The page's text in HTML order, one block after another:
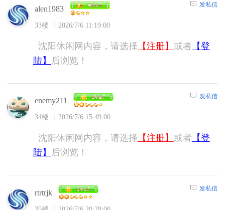
alen1983
33楼 2026/7/6 11:19:00
发私信
沈阳休闲网内容，请选择 【注册】 或者 【登
陆】
后浏览！
enemy211
34楼 2026/7/6 15:49:00
发私信
沈阳休闲网内容，请选择 【注册】 或者 【登
陆】
后浏览！
rtrtrjk 发私信